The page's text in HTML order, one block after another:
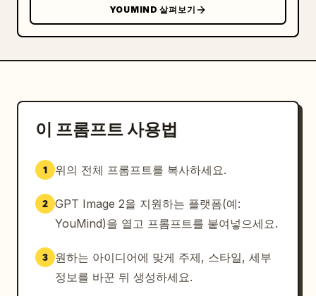
YOUMIND 살펴보기
이 프롬프트 사용법
1 위의 전체 프롬프트를 복사하세요.
2 GPT Image 2을 지원하는 플랫폼(예:
YouMind)을 열고 프롬프트를 붙여넣으세요.
3
원하는 아이디어에 맞게 주제, 스타일, 세부
정보를 바꾼 뒤 생성하세요.